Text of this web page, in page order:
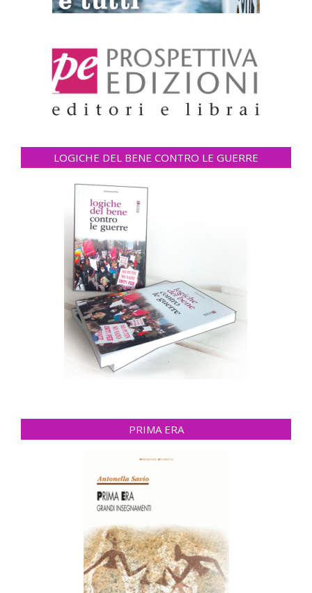
LOGICHE DEL BENE CONTRO LE GUERRE
PRIMA ERA